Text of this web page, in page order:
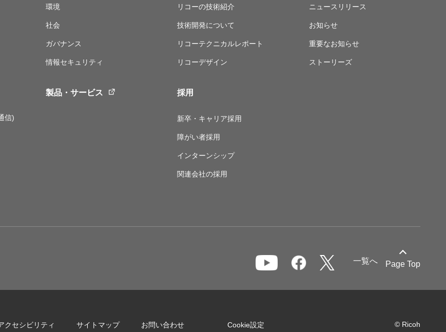
信)
環境
社会
ガバナンス
情報セキュリティ
製品・サービス
リコーの技術紹介
技術開発について
リコーテクニカルレポート
リコーデザイン
採用
新卒・キャリア採用
障がい者採用
インターンシップ
関連会社の採用
ニュースリリース
お知らせ
重要なお知らせ
ストーリーズ
Page Top
一覧へ
クセシビリティ サイトマップ お問い合わせ Cookie設定 © Ricoh